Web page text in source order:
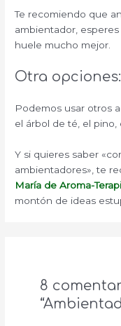
Te recomiendo que
ambientador,
huele mucho mejor.
Otra opciones:
Podemos usar otros
el árbol de té, el pino,
Y si quieres saber
ambientadores», te
María de Aroma-
montón de ideas
8